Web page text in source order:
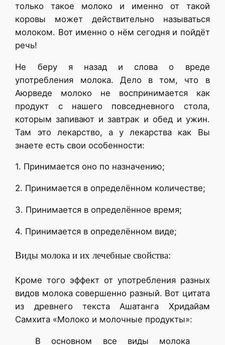
только такое молоко и именно от такой
коровы может действительно называться
молоком. Вот именно о нём сегодня и пойдёт
речь!
Не беру я назад и слова о вреде
употребления молока. Дело в том, что в
Аюрведе молоко не воспринимается как
продукт с нашего повседневного стола,
которым запивают и завтрак и обед и ужин.
Там это лекарство, а у лекарства как Вы
знаете есть свои особенности:
1. Принимается оно по назначению;
2. Принимается в определённом количестве;
3. Принимается в определённое время;
4. Принимается в определённом виде;
Виды молока и их лечебные свойства:
Кроме того эффект от употребления разных
видов молока совершенно разный. Вот цитата
из древнего текста Ашатанга Хридайам
Самхита «Молоко и молочные продукты»:
В основном все виды молока